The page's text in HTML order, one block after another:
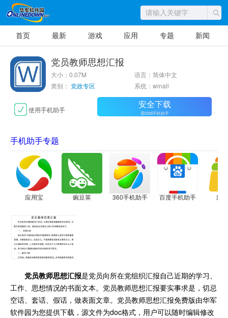
首页 最新 游戏 应用 专题 新闻
党员教师思想汇报
大小：0.07M
语言：简体中文
类别： 党政专区 系统：winall
使用手机助手 安全下载
需2345手机助手
手机助手专题
应用宝 豌豆荚 360手机助手 百度手机助手 应
党员教师思想汇报是党员向所在党组织汇报自己近期的学习、
工作、思想情况的书面文本。党员教师思想汇报要实事求是，切忌
空话、套话、假话，做表面文章。党员教师思想汇报免费版由华军
软件园为您提供下载，源文件为doc格式，用户可以随时编辑修改